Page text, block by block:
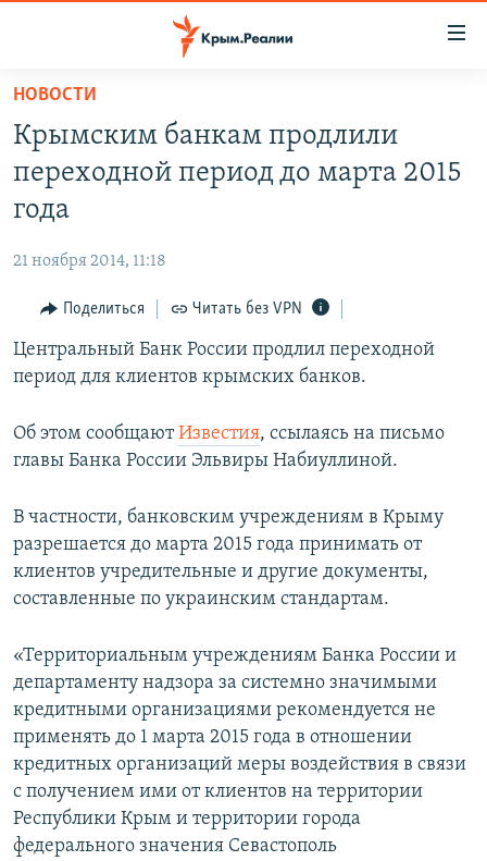
Вернуться
основному
содержанию
Вернутся
главной
навигации
Вернутся
поиску
СПЕЦПРОЕКТЫ
11 ЛЕТ ОККУПАЦИИ КРЫМА. 11 ИСТОРИЙ СОПРОТИВЛЕНИЯ
ВОДА
ЕЩЕ
ИНТЕРАКТИВ
ИНФОГРАФИКА
ТЕЛЕПРОЕКТ КРЫМ.РЕАЛИИ
СОВЕТЫ ПРАВОЗАЩИТНИКОВ
ПРОПАВШИЕ БЕЗ ВЕСТИ
ПОБЕДИТЕЛЕЙ НЕ СУДЯТ?
КРЫМ.НЕПОКОРЕННЫЙ
РАДІО СВОБОДА
КАК ОБОЙТИ БЛОКИРОВКУ
Qırımtatar
ПРИСОЕДИНЯЙТЕСЬ!
Все сайты RFE/RL
НОВОСТИ
Крымским банкам продлили
переходной период до марта 2015
года
21 ноября 2014, 11:18
Поделиться Читать без VPN
Центральный Банк России продлил переходной
период для клиентов крымских банков.
Об этом сообщаютИзвестия, ссылаясь на письмо
главы Банка России Эльвиры Набиуллиной.
В частности, банковским учреждениям в Крыму
разрешается до марта 2015 года принимать от
клиентов учредительные и другие документы,
составленные по украинским стандартам.
«Территориальным учреждениям Банка России и
департаменту надзора за системно значимыми
кредитными организациями рекомендуется не
применять до 1 марта 2015 года в отношении
кредитных организаций меры воздействия в связи
с получением ими от клиентов на территории
Республики Крым и территории города
федерального значения Севастополь